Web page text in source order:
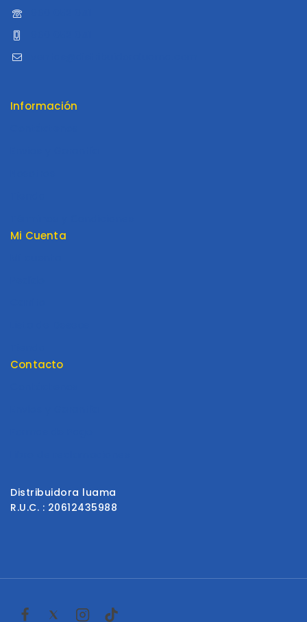
Información
Mi Cuenta
Contacto
Distribuidora luama
R.U.C. : 20612435988